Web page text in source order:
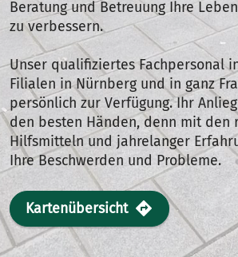
Beratung und Betreuung Ihre
zu verbessern.
Unser qualifiziertes Fachpersonal
Filialen in Nürnberg und in ganz
persönlich zur Verfügung. Ihr
den besten Händen, denn mit den
Hilfsmitteln und jahrelanger
Ihre Beschwerden und Probleme.
Kartenübersicht